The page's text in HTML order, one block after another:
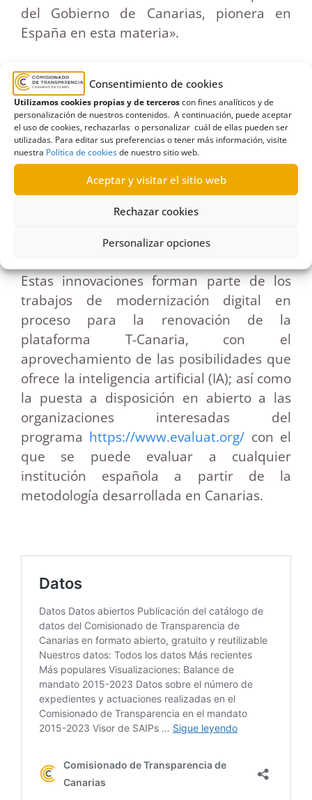
Consentimiento de cookies
Utilizamos cookies propias y de terceroscon fines analíticos y de
personalización de nuestros contenidos. A continuación, puede aceptar
el uso de cookies, rechazarlas o personalizar cuál de ellas pueden ser
utilizadas. Para editar sus preferencias o tener más información, visite
nuestra Política de cookiesde nuestro sitio web.
Aceptar y visitar el sitio web
Rechazar cookies
Personalizar opciones
del Gobierno de Canarias, pionera en
España en esta materia».
Se incluye información sobre el número de
resoluciones de acceso a la información
pública a ciudadanos que se quejaron o
reclamaron por ello. Y el conjunto de
enlaces que tienen los ciudadanos para
hacer preguntas a todas las
administraciones a través de sus
ventanillas electrónicas (sedes
de transparencia.
Estas innovaciones forman parte de los
trabajos de modernización digital en
proceso para la renovación de la
plataforma T-Canaria, con el
aprovechamiento de las posibilidades que
ofrece la inteligencia artificial (IA); así como
la puesta a disposición en abierto a las
organizaciones interesadas del
programa https://www.evaluat.org/ con el
que se puede evaluar a cualquier
institución española a partir de la
metodología desarrollada en Canarias.